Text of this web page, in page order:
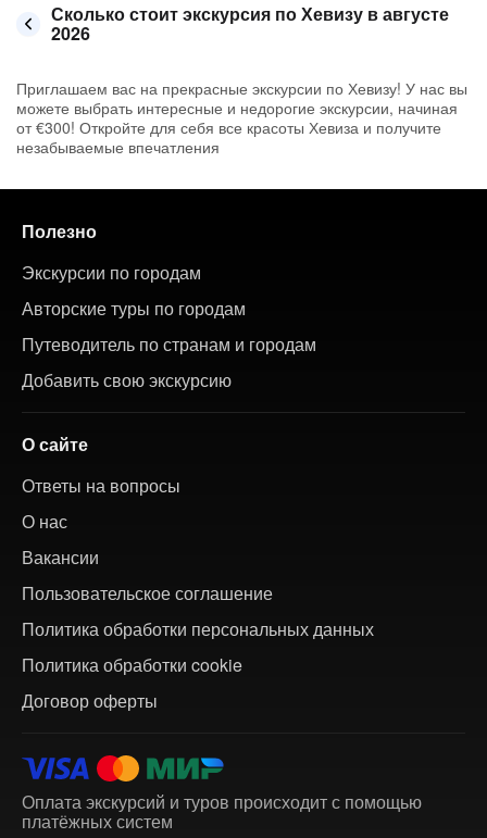
Сколько стоит экскурсия по Хевизу в августе
2026
Приглашаем вас на прекрасные экскурсии по Хевизу! У нас вы
можете выбрать интересные и недорогие экскурсии, начиная
от €300! Откройте для себя все красоты Хевиза и получите
незабываемые впечатления
Полезно
Экскурсии по городам
Авторские туры по городам
Путеводитель по странам и городам
Добавить свою экскурсию
О сайте
Ответы на вопросы
О нас
Вакансии
Пользовательское соглашение
Политика обработки персональных данных
Политика обработки cookie
Договор оферты
Оплата экскурсий и туров происходит с помощью
платёжных систем